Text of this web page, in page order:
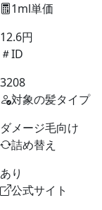
1ml単価
12.6円
ID
3208
対象の髪タイプ
ダメージ毛向け
詰め替え
あり
公式サイト